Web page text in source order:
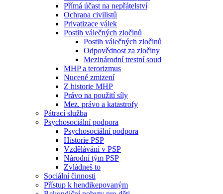
Přímá účast na nepřátelství
Ochrana civilistů
Privatizace válek
Postih válečných zločinů
Postih válečných zločinů
Odpovědnost za zločiny
Mezinárodní trestní soud
MHP a terorizmus
Nucené zmizení
Z historie MHP
Právo na použití síly
Mez. právo a katastrofy
Pátrací služba
Psychosociální podpora
Psychosociální podpora
Historie PSP
Vzdělávání v PSP
Národní tým PSP
Zvládneš to
Sociální činnosti
Přístup k hendikepovaným